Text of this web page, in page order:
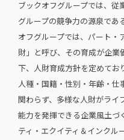
ブックオフグループでは、従
グループの競争力の源泉であ
オフグループでは、パート・
財」と呼び、その育成が企
下、人財育成方針を定めてお
人種・国籍・性別・年齢・
関わらず、多様な人財がライ
能力を発揮できる企業風土づ
ティ・エクイティ＆インクル